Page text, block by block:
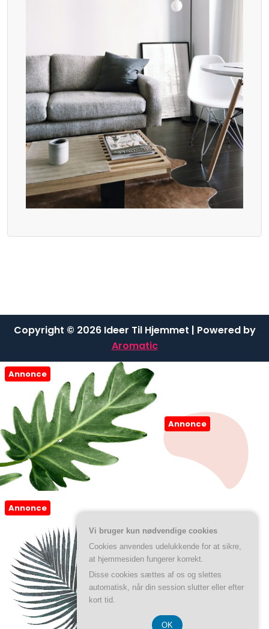
Copyright © 2026 Ideer Til Hjemmet | Powered by
Aromatic
Annonce
Annonce
Annonce
Vi bruger kun nødvendige cookies
Cookies anvendes udelukkende for at sikre,
at hjemmesiden fungerer korrekt.
Disse cookies sættes af os og slettes
automatisk, når din session slutter eller efter
kort tid.
OK